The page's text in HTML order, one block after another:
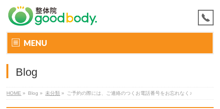
MENU
Blog
HOME » Blog » 未分類 » ご予約の際には、ご連絡のつくお電話番号をお忘れなく♪